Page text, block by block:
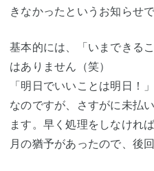
きなかったというお知らせで
基本的には、「いまできる
はありません（笑）
「明日でいいことは明日！
なのですが、さすがに未払
ます。早く処理をしなけれ
月の猶予があったので、後